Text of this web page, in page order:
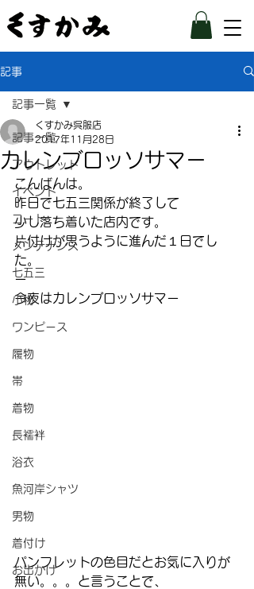
記事
記事一覧
アウトレット
イベント
コート
メンテナンス
七五三
小物
ワンピース
履物
帯
着物
長襦袢
浴衣
魚河岸シャツ
男物
着付け
お出かけ
記事一覧
カレンブロッソサマー
くすかみ呉服店
2017年11月28日
こんばんは。
昨日で七五三関係が終了して
少し落ち着いた店内です。
片付けが思うように進んだ１日でし
た。
ー
今夜はカレンブロッソサマー
パンフレットの色目だとお気に入りが
無い。。。と言うことで、